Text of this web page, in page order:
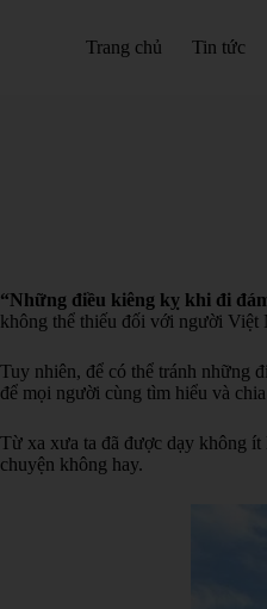
Trang chủ Tin tức
“Những điều kiêng kỵ khi đi
không thể thiếu đối với người Việt
Tuy nhiên, để có thể tránh những
để mọi người cùng tìm hiểu và
Từ xa xưa ta đã được dạy không
chuyện không hay.